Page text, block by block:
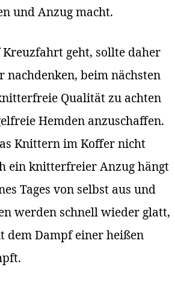
und Anzug macht.
geht, sollte daher
beim nächsten
Qualität zu achten
Hemden anzuschaffen.
Knittern im Koffer nicht
ein knitterfreier Anzug hängt
Tages von selbst aus und
werden schnell wieder glatt,
dem Dampf einer heißen